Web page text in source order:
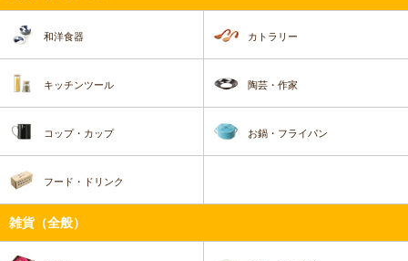
和洋食器 カトラリー
キッチンツール 陶芸・作家
コップ・カップ お鍋・フライパン
フード・ドリンク
雑貨（全般）